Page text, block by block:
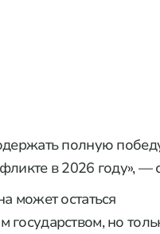
полную
в 2026 году», —
может остаться
но